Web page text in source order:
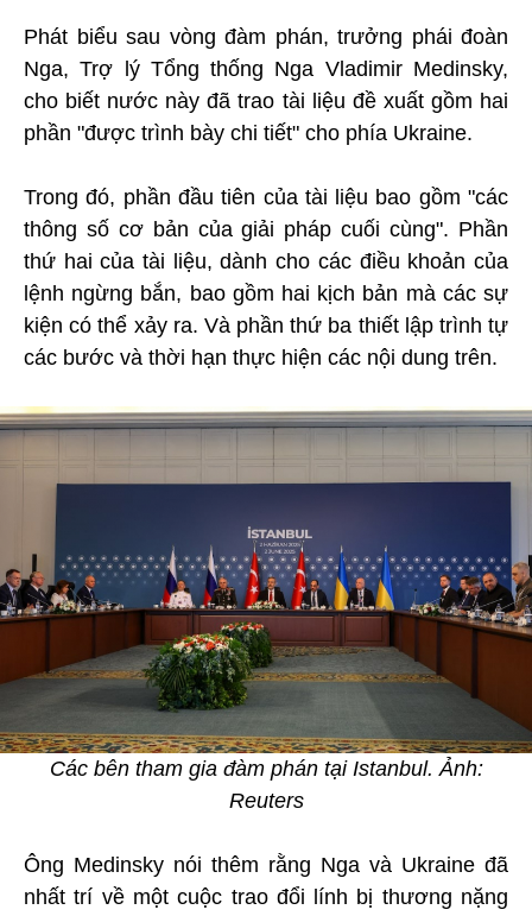
Phát biểu sau vòng đàm phán, trưởng phái đoàn
Nga, Trợ lý Tổng thống Nga Vladimir Medinsky,
cho biết nước này đã trao tài liệu đề xuất gồm hai
phần "được trình bày chi tiết" cho phía Ukraine.
Trong đó, phần đầu tiên của tài liệu bao gồm "các
thông số cơ bản của giải pháp cuối cùng". Phần
thứ hai của tài liệu, dành cho các điều khoản của
lệnh ngừng bắn, bao gồm hai kịch bản mà các sự
kiện có thể xảy ra. Và phần thứ ba thiết lập trình tự
các bước và thời hạn thực hiện các nội dung trên.
Các bên tham gia đàm phán tại Istanbul. Ảnh:
Reuters
Ông Medinsky nói thêm rằng Nga và Ukraine đã
nhất trí về một cuộc trao đổi lính bị thương nặng